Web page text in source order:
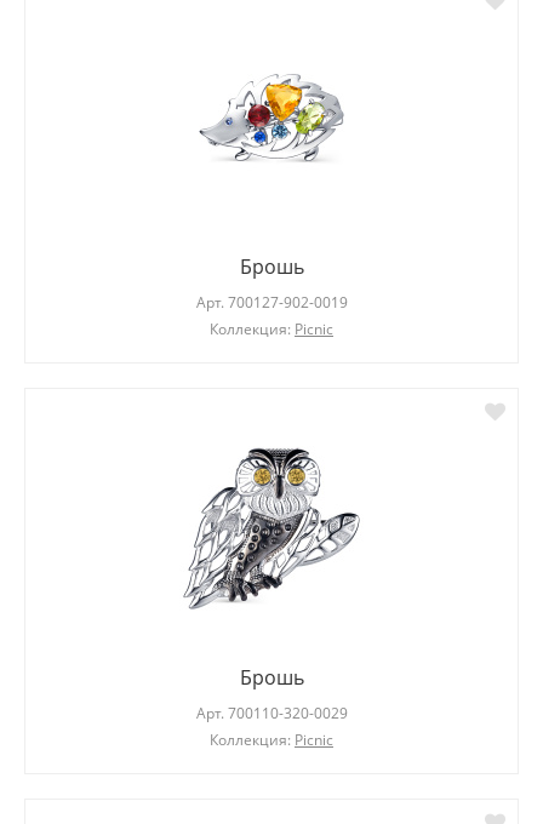
Брошь
Арт. 700127-902-0019
Коллекция: Picnic
Брошь
Арт. 700110-320-0029
Коллекция: Picnic